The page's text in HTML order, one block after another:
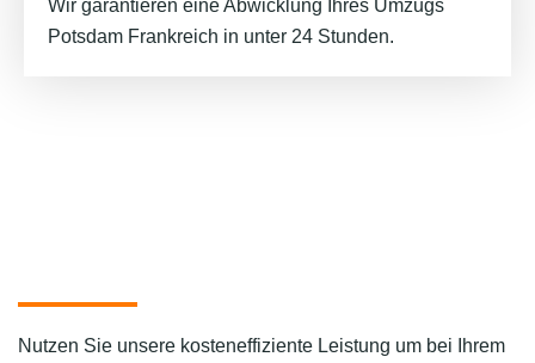
Wir garantieren eine Abwicklung Ihres Umzugs
Potsdam Frankreich in unter 24 Stunden.
Nutzen Sie unsere kosteneffiziente Leistung um bei Ihrem